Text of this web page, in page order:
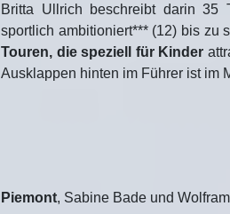
Britta Ullrich beschreibt darin 35
sportlich ambitioniert*** (12) bis zu
Touren, die speziell für Kinder
Ausklappen hinten im Führer ist im
Piemont, Sabine Bade und